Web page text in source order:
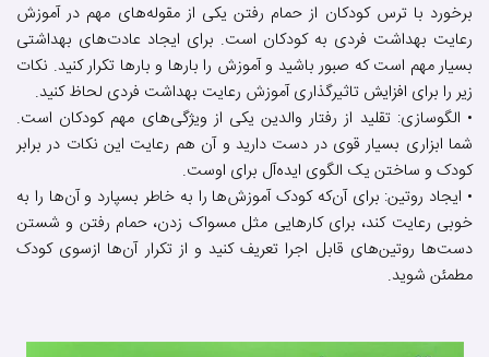
برخورد با ترس کودکان از حمام رفتن یکی از مقوله‌های مهم در آموزش
رعایت بهداشت فردی به کودکان است. برای ایجاد عادت‌های بهداشتی
بسیار مهم است که صبور باشید و آموزش را بارها و بارها تکرار کنید. نکات
زیر را برای افزایش تاثیرگذاری آموزش رعایت بهداشت فردی لحاظ کنید.
• الگوسازی: تقلید از رفتار والدین یکی از ویژگی‌های مهم کودکان است.
شما ابزاری بسیار قوی در دست دارید و آن هم رعایت این نکات در برابر
کودک و ساختن یک الگوی ایده‌آل برای اوست.
• ایجاد روتین: برای آن‌که کودک آموزش‌ها را به خاطر بسپارد و آن‌ها را به
خوبی رعایت کند، برای کارهایی مثل مسواک زدن، حمام رفتن و شستن
دست‌ها روتین‌های قابل اجرا تعریف کنید و از تکرار آن‌ها ازسوی کودک
مطمئن شوید.